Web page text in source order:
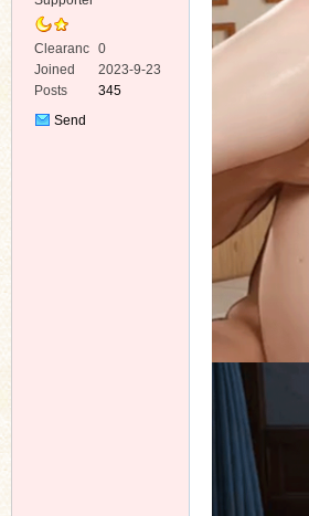
Clearanc
e
0
Joined
2023-9-23
Posts
345
Send